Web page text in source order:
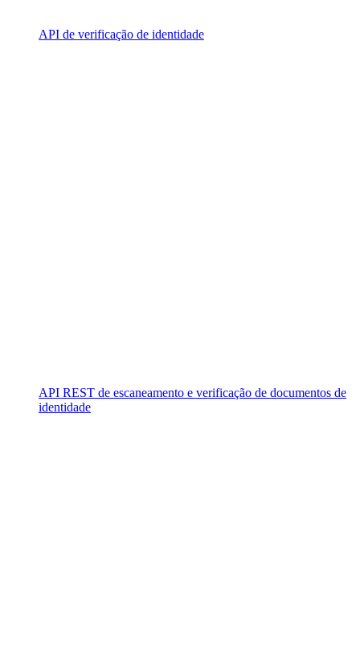
API de verificação de identidade
API REST de escaneamento e verificação de documentos de
identidade